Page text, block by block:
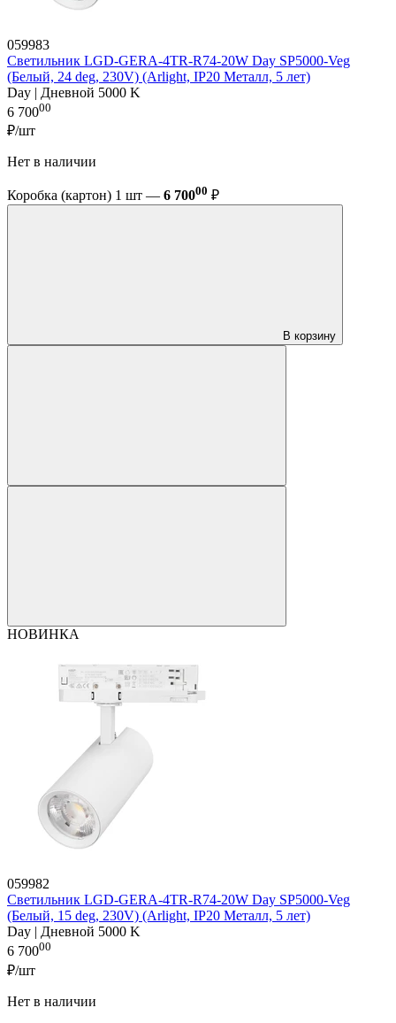
059983
Светильник LGD-GERA-4TR-R74-20W Day SP5000-Veg
(Белый, 24 deg, 230V) (Arlight, IP20 Металл, 5 лет)
Day | Дневной 5000 K
6 70000
₽/шт
Нет в наличии
Коробка (картон) 1 шт — 6 70000 ₽
В корзину
НОВИНКА
059982
Светильник LGD-GERA-4TR-R74-20W Day SP5000-Veg
(Белый, 15 deg, 230V) (Arlight, IP20 Металл, 5 лет)
Day | Дневной 5000 K
6 70000
₽/шт
Нет в наличии